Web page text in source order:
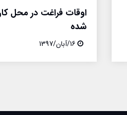
اوقات فراغت در محل
شده